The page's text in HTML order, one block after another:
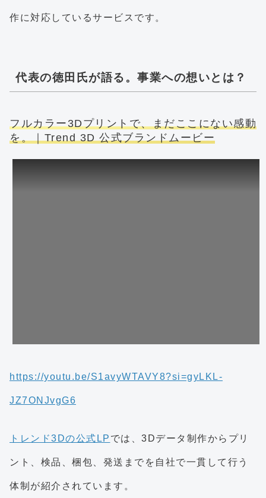
作に対応しているサービスです。
代表の徳田氏が語る。事業への想いとは？
フルカラー3Dプリントで、まだここにない感動
を。｜Trend 3D 公式ブランドムービー
https://youtu.be/S1avyWTAVY8?si=gyLKL-
JZ7ONJvgG6
トレンド3Dの公式LP では、3Dデータ制作からプリ
ント、検品、梱包、発送までを自社で一貫して行う
体制が紹介されています。